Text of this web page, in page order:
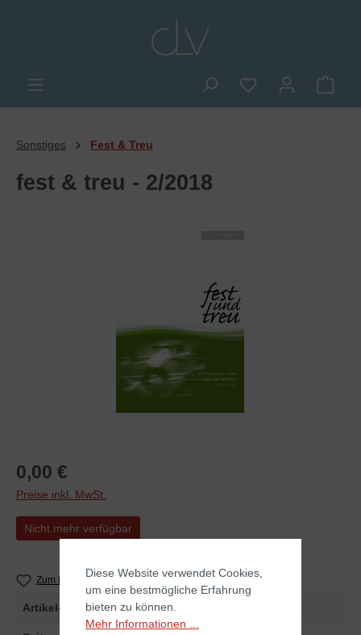
Du hast 0
Sonstiges Fest & Treu
fest & treu - 2/2018
0,00 €
Preise inkl. MwSt.
Nicht mehr verfügbar
Zum Merkzettel hinzufügen
Artikel-Nr.
Diese Website verwendet Cookies,
um eine bestmögliche Erfahrung
bieten zu können.
Mehr Informationen ...